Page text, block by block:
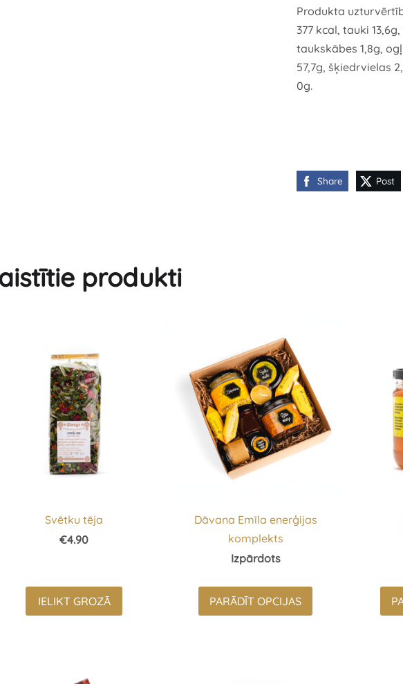
Produkta
377 kcal, tauki
taukskābes 1,8g,
57,7g, šķiedrvielas
0g.
Share Post
produkti
Svētku tēja
€4.90
IELIKT GROZĀ
Dāvana Emīla enerģijas
komplekts
Izpārdots
PARĀDĪT OPCIJAS